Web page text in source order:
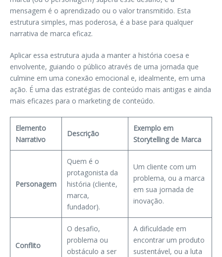
mensagem é o aprendizado ou o valor transmitido. Esta
estrutura simples, mas poderosa, é a base para qualquer
narrativa de marca eficaz.
Aplicar essa estrutura ajuda a manter a história coesa e
envolvente, guiando o público através de uma jornada que
culmine em uma conexão emocional e, idealmente, em uma
ação. É uma das estratégias de conteúdo mais antigas e ainda
mais eficazes para o marketing de conteúdo.
Elemento
Narrativo
Descrição
Exemplo em
Storytelling de Marca
Personagem
Quem é o
protagonista da
história (cliente,
marca,
fundador).
Um cliente com um
problema, ou a marca
em sua jornada de
inovação.
Conflito
O desafio,
problema ou
obstáculo a ser
A dificuldade em
encontrar um produto
sustentável, ou a luta